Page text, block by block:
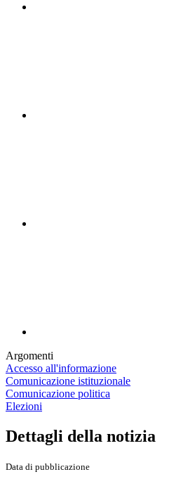
Argomenti
Accesso all'informazione
Comunicazione istituzionale
Comunicazione politica
Elezioni
Dettagli della notizia
Data di pubblicazione